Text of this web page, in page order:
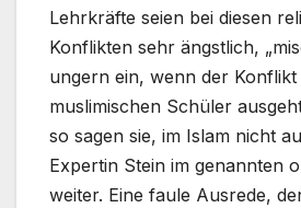
Lehrkräfte seien bei diesen
Konflikten sehr ängstlich,
ungern ein, wenn der
muslimischen Schüler
so sagen sie, im Islam nicht
Expertin Stein im genannten
weiter. Eine faule Ausrede,